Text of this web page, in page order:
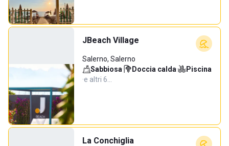
JBeach Village
Salerno, Salerno
Sabbiosa· Doccia calda·
Piscina
·e altri 6…
La Conchiglia